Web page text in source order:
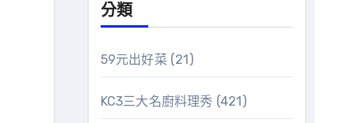
分類
59元出好菜 (21)
KC3三大名廚料理秀 (421)